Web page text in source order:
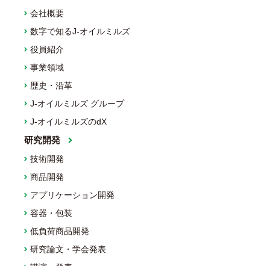
会社概要
数字で知るJ-オイルミルズ
役員紹介
事業領域
歴史・沿革
J-オイルミルズ グループ
J-オイルミルズのdX
研究開発
技術開発
商品開発
アプリケーション開発
容器・包装
低負荷商品開発
研究論文・学会発表